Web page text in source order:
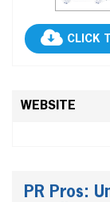
CLICK
WEBSITE
PR Pros: